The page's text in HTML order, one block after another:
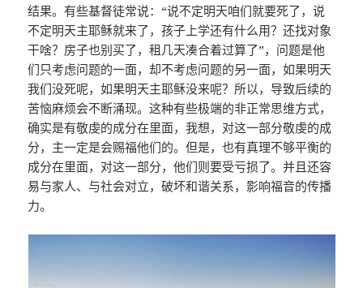
结果。有些基督徒常说：“说不定明天咱们就要死了，说
不定明天主耶稣就来了，孩子上学还有什么用？还找对象
干啥？房子也别买了，租几天凑合着过算了”，问题是他
们只考虑问题的一面，却不考虑问题的另一面，如果明天
我们没死呢，如果明天主耶稣没来呢？所以，导致后续的
苦恼麻烦会不断涌现。这种有些极端的非正常思维方式，
确实是有敬虔的成分在里面，我想，对这一部分敬虔的成
分，主一定是会赐福他们的。但是，也有真理不够平衡的
成分在里面，对这一部分，他们则要受亏损了。并且还容
易与家人、与社会对立，破坏和谐关系，影响福音的传播
力。